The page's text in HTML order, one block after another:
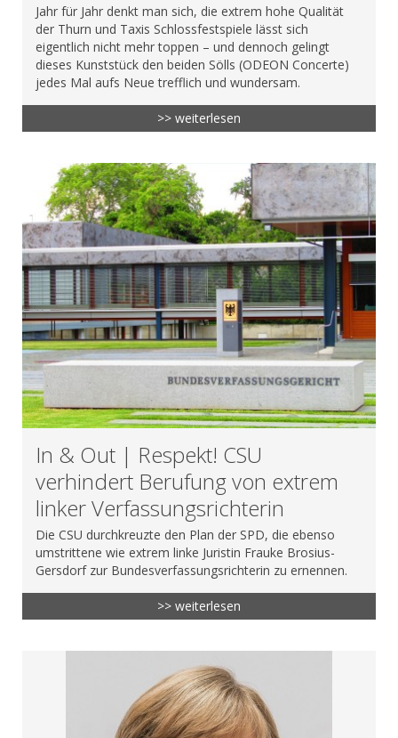
Jahr für Jahr denkt man sich, die extrem hohe Qualität
der Thurn und Taxis Schlossfestspiele lässt sich
eigentlich nicht mehr toppen – und dennoch gelingt
dieses Kunststück den beiden Sölls (ODEON Concerte)
jedes Mal aufs Neue trefflich und wundersam.
>> weiterlesen
In & Out | Respekt! CSU
verhindert Berufung von extrem
linker Verfassungsrichterin
Die CSU durchkreuzte den Plan der SPD, die ebenso
umstrittene wie extrem linke Juristin Frauke Brosius-
Gersdorf zur Bundesverfassungsrichterin zu ernennen.
>> weiterlesen